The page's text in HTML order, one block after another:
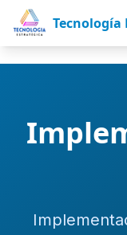
Tecnología